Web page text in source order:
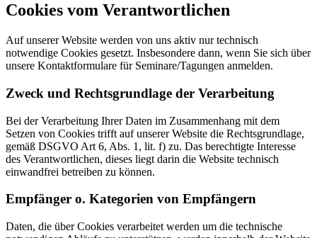
Cookies vom Verantwortlichen
Auf unserer Website werden von uns aktiv nur technisch
notwendige Cookies gesetzt. Insbesondere dann, wenn Sie sich über
unsere Kontaktformulare für Seminare/Tagungen anmelden.
Zweck und Rechtsgrundlage der Verarbeitung
Bei der Verarbeitung Ihrer Daten im Zusammenhang mit dem
Setzen von Cookies trifft auf unserer Website die Rechtsgrundlage,
gemäß DSGVO Art 6, Abs. 1, lit. f) zu. Das berechtigte Interesse
des Verantwortlichen, dieses liegt darin die Website technisch
einwandfrei betreiben zu können.
Empfänger o. Kategorien von Empfängern
Daten, die über Cookies verarbeitet werden um die technische